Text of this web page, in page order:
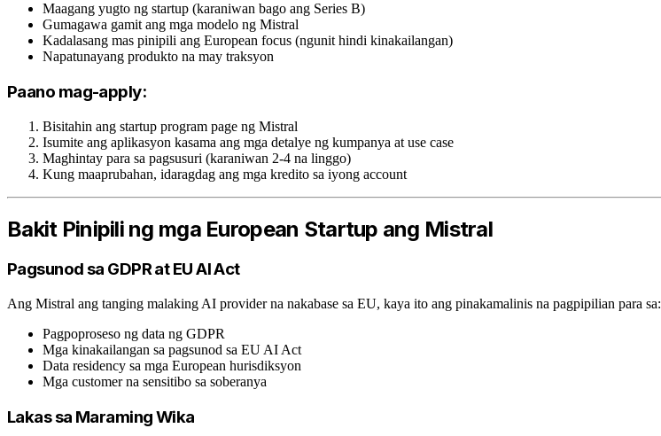
Maagang yugto ng startup (karaniwan bago ang Series B)
Gumagawa gamit ang mga modelo ng Mistral
Kadalasang mas pinipili ang European focus (ngunit hindi kinakailangan)
Napatunayang produkto na may traksyon
Paano mag-apply:
Bisitahin ang startup program page ng Mistral
Isumite ang aplikasyon kasama ang mga detalye ng kumpanya at use case
Maghintay para sa pagsusuri (karaniwan 2-4 na linggo)
Kung maaprubahan, idaragdag ang mga kredito sa iyong account
Bakit Pinipili ng mga European Startup ang Mistral
Pagsunod sa GDPR at EU AI Act
Ang Mistral ang tanging malaking AI provider na nakabase sa EU, kaya ito ang pinakamalinis na pagpipilian para sa:
Pagpoproseso ng data ng GDPR
Mga kinakailangan sa pagsunod sa EU AI Act
Data residency sa mga European hurisdiksyon
Mga customer na sensitibo sa soberanya
Lakas sa Maraming Wika